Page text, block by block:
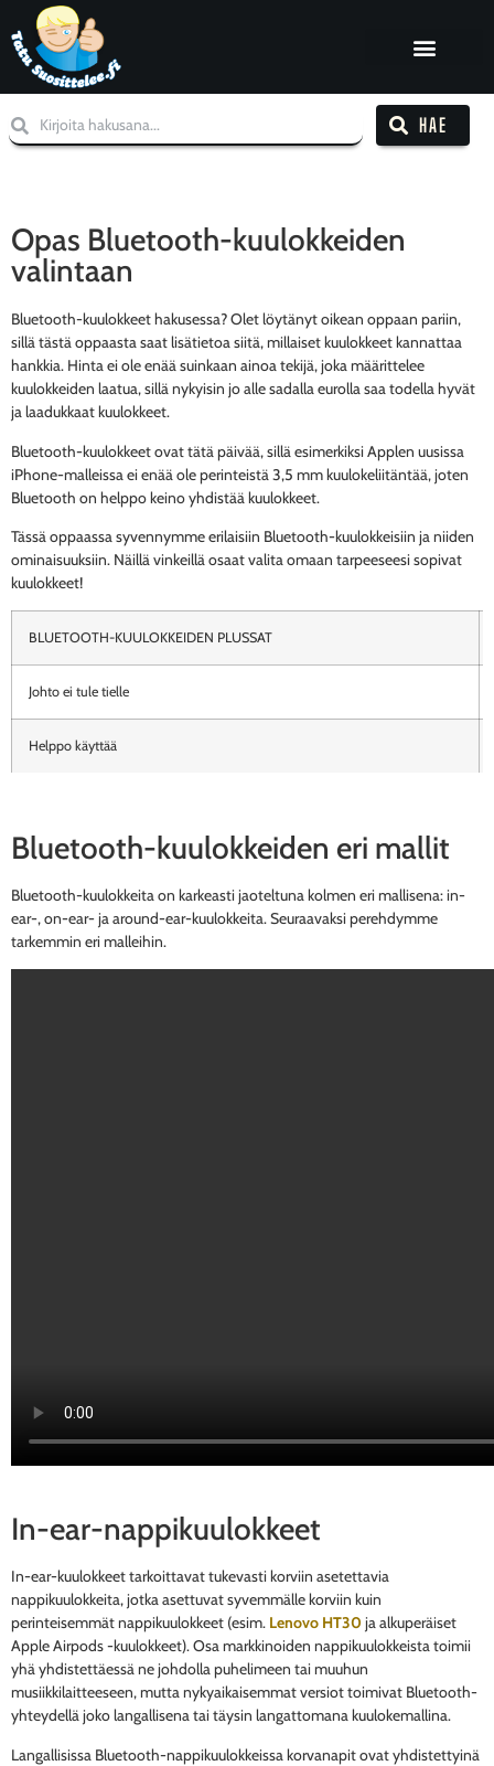
HAE
Opas Bluetooth-kuulokkeiden
valintaan
Bluetooth-kuulokkeet hakusessa? Olet löytänyt oikean oppaan pariin,
sillä tästä oppaasta saat lisätietoa siitä, millaiset kuulokkeet kannattaa
hankkia. Hinta ei ole enää suinkaan ainoa tekijä, joka määrittelee
kuulokkeiden laatua, sillä nykyisin jo alle sadalla eurolla saa todella hyvät
ja laadukkaat kuulokkeet.
Bluetooth-kuulokkeet ovat tätä päivää, sillä esimerkiksi Applen uusissa
iPhone-malleissa ei enää ole perinteistä 3,5 mm kuulokeliitäntää, joten
Bluetooth on helppo keino yhdistää kuulokkeet.
Tässä oppaassa syvennymme erilaisiin Bluetooth-kuulokkeisiin ja niiden
ominaisuuksiin. Näillä vinkeillä osaat valita omaan tarpeeseesi sopivat
kuulokkeet!
BLUETOOTH-KUULOKKEIDEN PLUSSAT
Johto ei tule tielle
Helppo käyttää
Huomaamattomat
Johto ei aiheuta kahinaa, jota voisi esiintyä esim. johdon hangetessa takkiin
Bluetooth-kuulokkeiden eri mallit
Bluetooth-kuulokkeita on karkeasti jaoteltuna kolmen eri mallisena: in-
ear-, on-ear- ja around-ear-kuulokkeita. Seuraavaksi perehdymme
tarkemmin eri malleihin.
In-ear-nappikuulokkeet
In-ear-kuulokkeet tarkoittavat tukevasti korviin asetettavia
nappikuulokkeita, jotka asettuvat syvemmälle korviin kuin
perinteisemmät nappikuulokkeet (esim. Lenovo HT30 ja alkuperäiset
Apple Airpods -kuulokkeet). Osa markkinoiden nappikuulokkeista toimii
yhä yhdistettäessä ne johdolla puhelimeen tai muuhun
musiikkilaitteeseen, mutta nykyaikaisemmat versiot toimivat Bluetooth-
yhteydellä joko langallisena tai täysin langattomana kuulokemallina.
Langallisissa Bluetooth-nappikuulokkeissa korvanapit ovat yhdistettyinä